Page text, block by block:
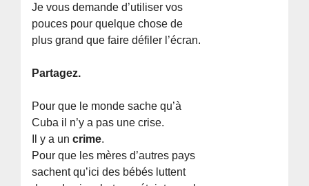
Je vous demande d’utiliser vos
pouces pour quelque chose de
plus grand que faire défiler l’écran.
Partagez.
Pour que le monde sache qu’à
Cuba il n’y a pas une crise.
Il y a uncrime.
Pour que les mères d’autres pays
sachent qu’ici des bébés luttent